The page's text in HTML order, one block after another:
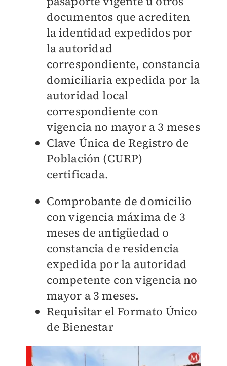
documentos que acrediten
la identidad expedidos por
la autoridad
correspondiente, constancia
domiciliaria expedida por la
autoridad local
correspondiente con
vigencia no mayor a 3 meses
Clave Única de Registro de
Población (CURP)
certificada.
Comprobante de domicilio
con vigencia máxima de 3
meses de antigüedad o
constancia de residencia
expedida por la autoridad
competente con vigencia no
mayor a 3 meses.
Requisitar el Formato Único
de Bienestar